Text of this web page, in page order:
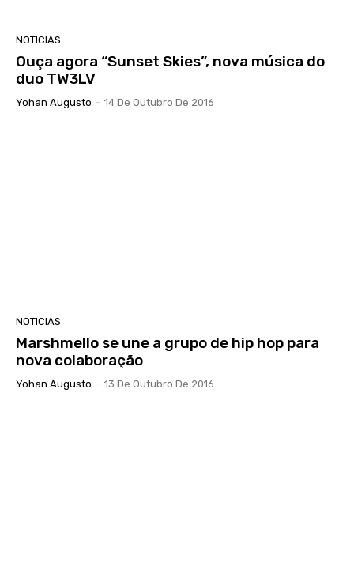
NOTICIAS
Ouça agora “Sunset Skies”, nova música do
duo TW3LV
Yohan Augusto - 14 De Outubro De 2016
NOTICIAS
Marshmello se une a grupo de hip hop para
nova colaboração
Yohan Augusto - 13 De Outubro De 2016